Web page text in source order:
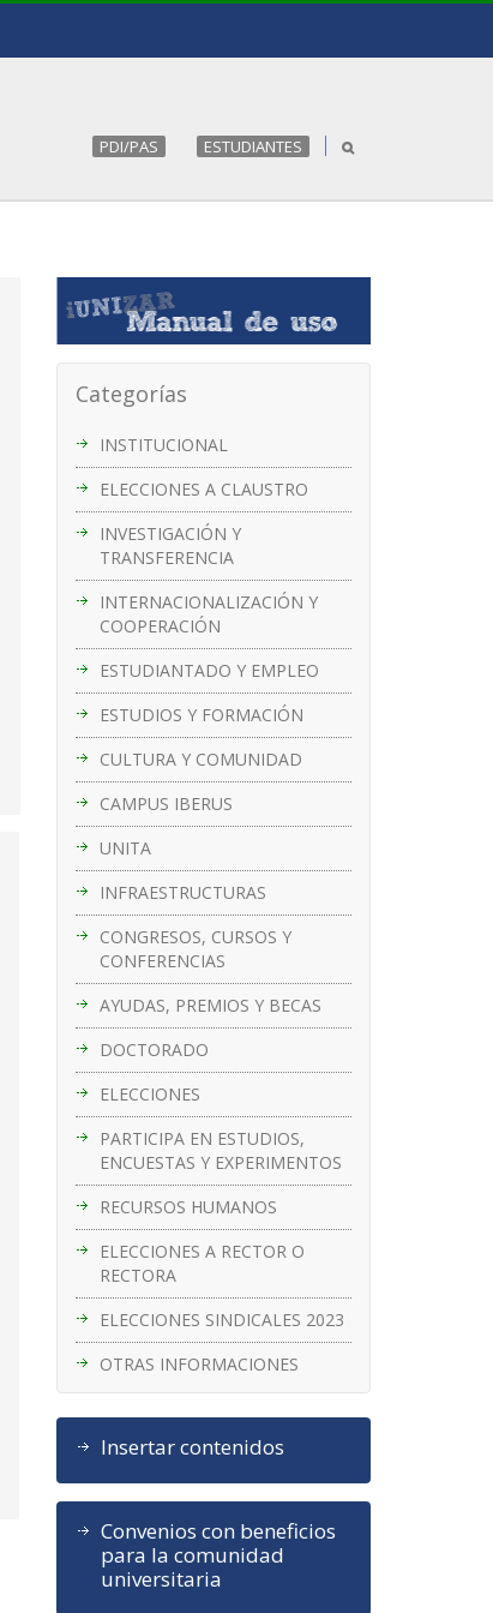
PDI/PAS ESTUDIANTES
Categorías
INSTITUCIONAL
ELECCIONES A CLAUSTRO
INVESTIGACIÓN Y
TRANSFERENCIA
INTERNACIONALIZACIÓN Y
COOPERACIÓN
ESTUDIANTADO Y EMPLEO
ESTUDIOS Y FORMACIÓN
CULTURA Y COMUNIDAD
CAMPUS IBERUS
UNITA
INFRAESTRUCTURAS
CONGRESOS, CURSOS Y
CONFERENCIAS
AYUDAS, PREMIOS Y BECAS
DOCTORADO
ELECCIONES
PARTICIPA EN ESTUDIOS,
ENCUESTAS Y EXPERIMENTOS
RECURSOS HUMANOS
ELECCIONES A RECTOR O
RECTORA
ELECCIONES SINDICALES 2023
OTRAS INFORMACIONES
Insertar contenidos
Convenios con beneficios
para la comunidad
universitaria